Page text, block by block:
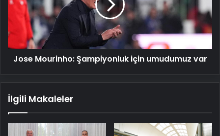
umudumuz
Jose Mourinho: Şampiyonluk için umudumuz var
İlgili Makaleler